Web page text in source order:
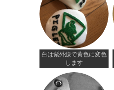
白は紫外線で黄色に変色
します